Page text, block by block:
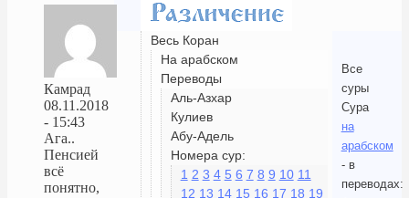
Весь Коран
На арабском
Переводы
Аль-Азхар
Кулиев
Абу-Адель
Номера сур:
1 2 3 4 5 6 7 8 9 10 11
12 13 14 15 16 17 18 19
Все
суры
Сура
на
арабском
- в
переводах:
Камрад
08.11.2018
- 15:43
Ага..
Пенсией
всё
понятно,